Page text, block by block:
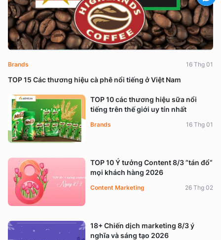
TOP 15 Các thương hiệu cà phê nổi tiếng ở Việt Nam
Brands 16 Thg 01
TOP 10 các thương hiệu sữa nổi
tiếng trên thế giới uy tín nhất
Brands 16 Thg 01
TOP 10 Ý tưởng Content 8/3 “tán đổ”
mọi khách hàng 2026
Content Marketing 26 Thg 02
18+ Chiến dịch marketing 8/3 ý
nghĩa và sáng tạo 2026